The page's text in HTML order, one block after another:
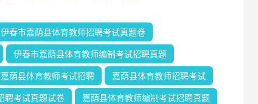
伊春市嘉荫县体育教师招聘考试真题卷
伊春市嘉荫县体育教师编制考试招聘真题
荫县体育教师考试招聘 嘉荫县体育教师招聘考试
聘考试真题试卷 嘉荫县体育教师编制考试招聘真题